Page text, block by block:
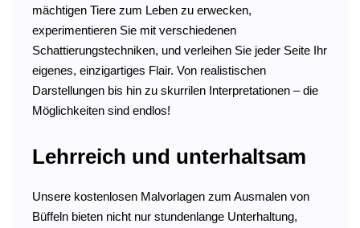
mächtigen Tiere zum Leben zu erwecken,
experimentieren Sie mit verschiedenen
Schattierungstechniken, und verleihen Sie jeder Seite Ihr
eigenes, einzigartiges Flair. Von realistischen
Darstellungen bis hin zu skurrilen Interpretationen – die
Möglichkeiten sind endlos!
Lehrreich und unterhaltsam
Unsere kostenlosen Malvorlagen zum Ausmalen von
Büffeln bieten nicht nur stundenlange Unterhaltung,